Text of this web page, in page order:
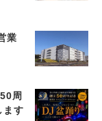
業
周
ます